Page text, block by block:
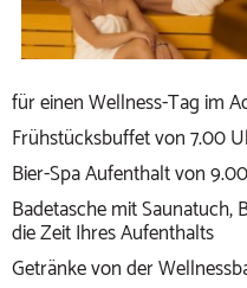
für einen Wellness-Tag im
Frühstücksbuffet von 7.00
Bier-Spa Aufenthalt von
Badetasche mit Saunatuch,
die Zeit Ihres Aufenthalts
Getränke von der